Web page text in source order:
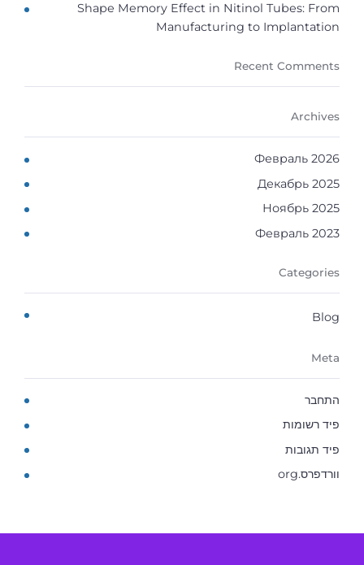
Shape Memory Effect in Nitinol Tubes: From
Manufacturing to Implantation
Recent Comments
Archives
Февраль 2026
Декабрь 2025
Ноябрь 2025
Февраль 2023
Categories
Blog
Meta
התחבר
פיד רשומות
פיד תגובות
וורדפרס.org